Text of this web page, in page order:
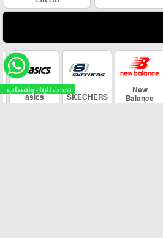
تحدث الينا -
New
Balance
SKECHERS
asics